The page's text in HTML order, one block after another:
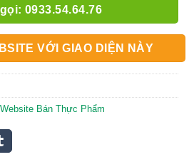
0933.54.64.76
VỚI GIAO DIỆN NÀY
Bán Thực Phẩm